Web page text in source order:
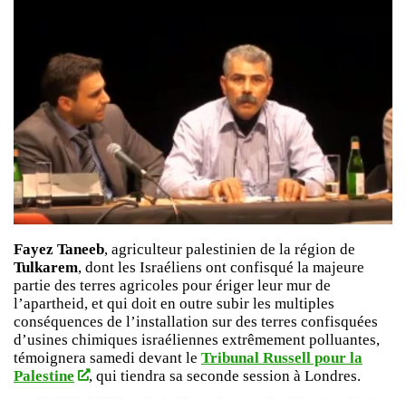
Fayez Taneeb, agriculteur palestinien de la région de
Tulkarem, dont les Israéliens ont confisqué la majeure
partie des terres agricoles pour ériger leur mur de
l’apartheid, et qui doit en outre subir les multiples
conséquences de l’installation sur des terres confisquées
d’usines chimiques israéliennes extrêmement polluantes,
témoignera samedi devant le Tribunal Russell pour la
Palestine
, qui tiendra sa seconde session à Londres.